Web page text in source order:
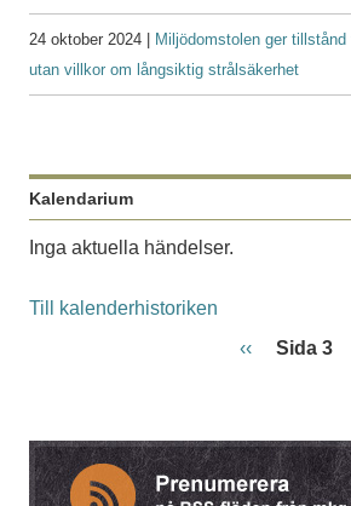
24 oktober 2024 |
Miljödomstolen ger
utan villkor om långsiktig strålsäkerhet
Kalendarium
Inga aktuella händelser.
Till kalenderhistoriken
Föregående
‹‹ Sida 3